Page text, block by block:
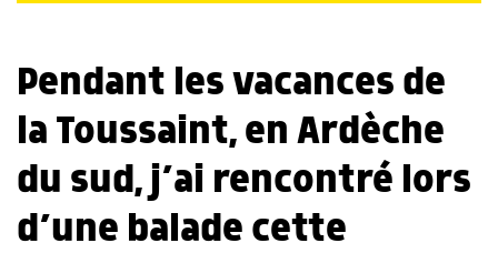
Pendant les vacances de
la Toussaint, en Ardèche
du sud, j’ai rencontré lors
d’une balade cette